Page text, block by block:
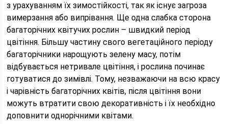
з урахуванням їх зимостійкості, так як існує загроза
вимерзання або випрівання. Ще одна слабка сторона
багаторічних квітучих рослин – швидкий період
цвітіння. Більшу частину свого вегетаційного періоду
багаторічники нарощують зелену масу, потім
відбувається нетривале цвітіння, і рослина починає
готуватися до зимівлі. Тому, незважаючи на всю красу
і чарівність багаторічних квітів, після цвітіння вони
можуть втратити свою декоративність і їх необхідно
доповнити однорічними квітами.